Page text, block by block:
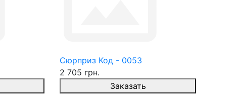
Сюрприз Код - 0053
2 705 грн.
Заказать